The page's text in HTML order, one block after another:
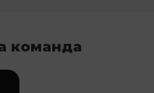
команда